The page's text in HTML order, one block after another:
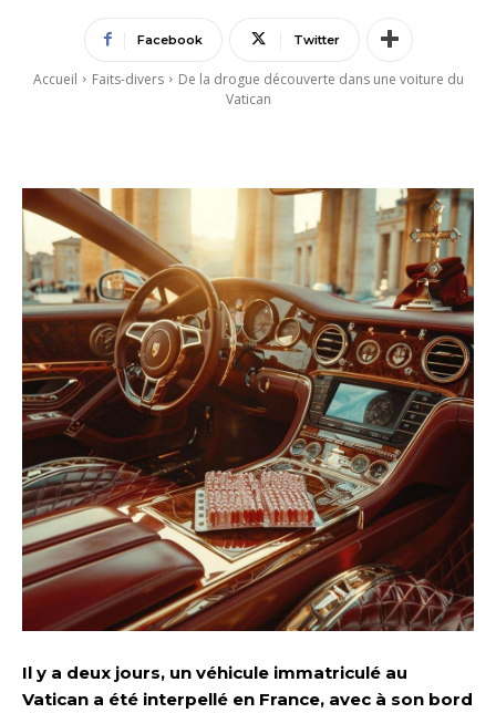
Facebook Twitter
Accueil Faits-divers
De la drogue découverte dans une voiture du
Vatican
Il y a deux jours, un véhicule immatriculé au
Vatican a été interpellé en France, avec à son bord